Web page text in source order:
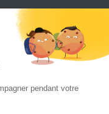
site
pendant votre